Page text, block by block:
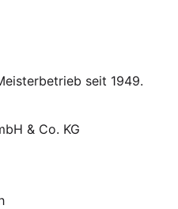
seit 1949.
& Co. KG